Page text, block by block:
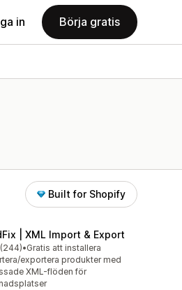
in Börja gratis
Built for Shopify
| XML Import & Export
5 stjärnor
(244) totalt
•Gratis att installera
exportera produkter med
XML-flöden för